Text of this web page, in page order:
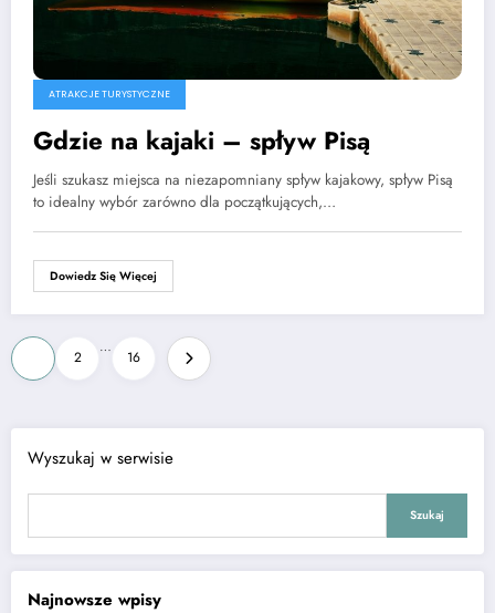
ATRAKCJE TURYSTYCZNE
Gdzie na kajaki – spływ Pisą
Jeśli szukasz miejsca na niezapomniany spływ kajakowy, spływ Pisą
to idealny wybór zarówno dla początkujących,…
Dowiedz Się Więcej
Stronicowanie
wpisów
2
…
16
Wyszukaj w serwisie
Szukaj
Najnowsze wpisy